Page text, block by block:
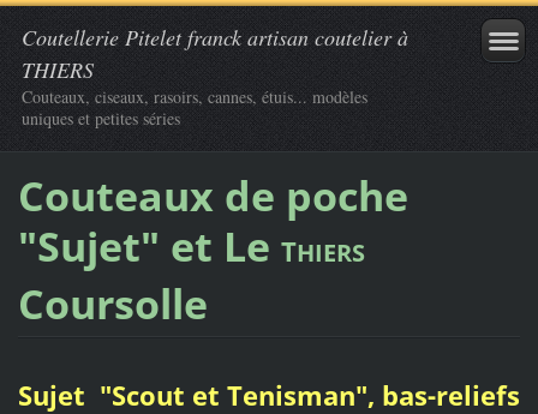
Coutellerie Pitelet franck artisan coutelier à
THIERS
Couteaux, ciseaux, rasoirs, cannes, étuis... modèles
uniques et petites séries
Couteaux de poche
"Sujet" et Le THIERS
Coursolle
Sujet "Scout et Tenisman", bas-reliefs